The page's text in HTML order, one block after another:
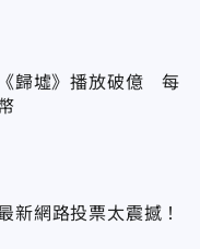
歸墟》播放破億 每
網路投票太震撼！